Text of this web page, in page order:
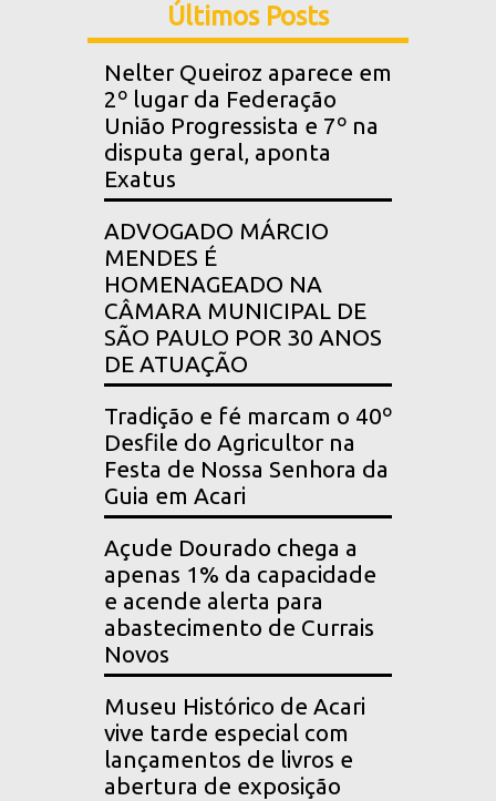
Últimos Posts
Nelter Queiroz aparece em
2º lugar da Federação
União Progressista e 7º na
disputa geral, aponta
Exatus
ADVOGADO MÁRCIO
MENDES É
HOMENAGEADO NA
CÂMARA MUNICIPAL DE
SÃO PAULO POR 30 ANOS
DE ATUAÇÃO
Tradição e fé marcam o 40º
Desfile do Agricultor na
Festa de Nossa Senhora da
Guia em Acari
Açude Dourado chega a
apenas 1% da capacidade
e acende alerta para
abastecimento de Currais
Novos
Museu Histórico de Acari
vive tarde especial com
lançamentos de livros e
abertura de exposição